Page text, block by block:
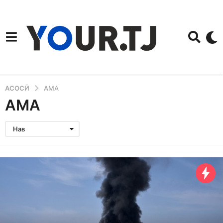
АСОСӢ АМА
АМА
Нав